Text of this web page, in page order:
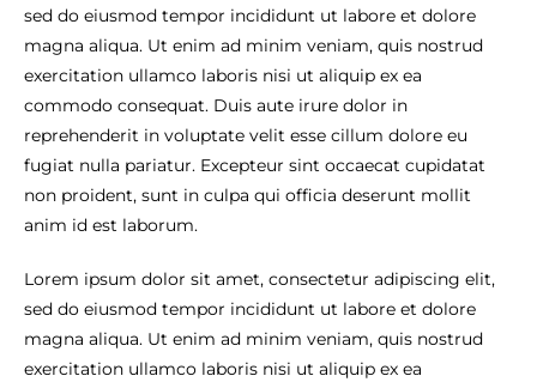
sed do eiusmod tempor incididunt ut labore et dolore
magna aliqua. Ut enim ad minim veniam, quis nostrud
exercitation ullamco laboris nisi ut aliquip ex ea
commodo consequat. Duis aute irure dolor in
reprehenderit in voluptate velit esse cillum dolore eu
fugiat nulla pariatur. Excepteur sint occaecat cupidatat
non proident, sunt in culpa qui officia deserunt mollit
anim id est laborum.
Lorem ipsum dolor sit amet, consectetur adipiscing elit,
sed do eiusmod tempor incididunt ut labore et dolore
magna aliqua. Ut enim ad minim veniam, quis nostrud
exercitation ullamco laboris nisi ut aliquip ex ea